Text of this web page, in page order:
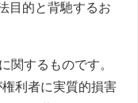
目的と背馳するお
関するものです。
利者に実質的損害